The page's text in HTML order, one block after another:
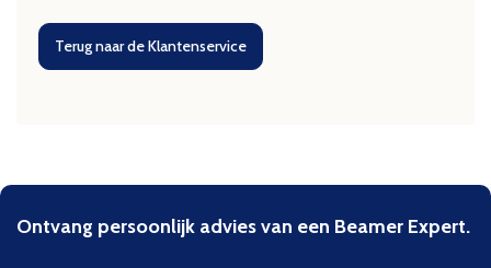
Terug naar de Klantenservice
Ontvang persoonlijk advies van een Beamer Expert.